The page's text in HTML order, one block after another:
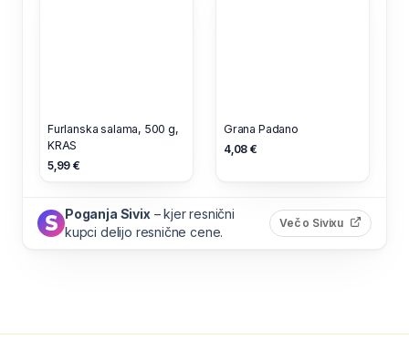
Furlanska salama, 500 g,
KRAS
5,99 €
Grana Padano
4,08 €
Poganja Sivix – kjer resnični
kupci delijo resnične cene.
Več o Sivixu (odpre